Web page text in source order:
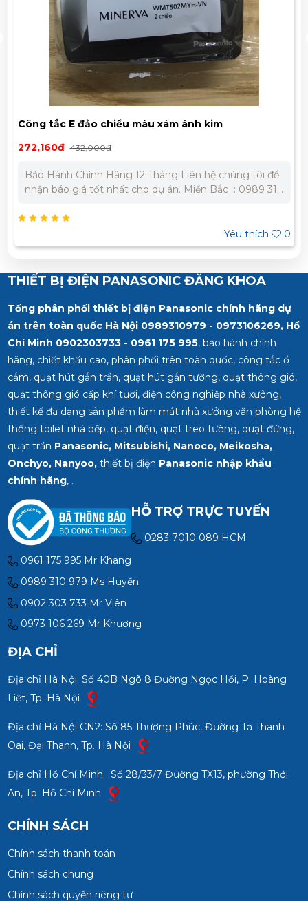
Công tắc E đảo chiều màu xám ánh kim
WMT594MYH VN
272,160đ 432,000đ
Bảo Hành Chính Hãng 12 Tháng Liên hệ chúng tôi để
nhận báo giá tốt nhất cho dự án. Miền Bắc : 0989 310
332 980
Yêu thích
0
THIẾT BỊ ĐIỆN PANASONIC ĐĂNG KHOA
Tổng phân phối thiết bị điện Panasonic chính hãng dự
án trên toàn quốc Hà Nội 0989310979 - 0973106269, Hồ
Chí Minh 0902303733 - 0961 175 995, bảo hành chính
hãng, chiết khấu cao, phân phối trên toàn quốc, công tắc ổ
cắm, quạt hút gắn trần, quạt hút gắn tường, quạt thông gió,
quạt thông gió cấp khí tươi, điện công nghiệp nhà xưởng,
thiết kế đa dạng sản phẩm làm mát nhà xưởng văn phòng hệ
thống toilet nhà bếp, quạt điện, quạt treo tường, quạt đứng,
quạt trần Panasonic, Mitsubishi, Nanoco, Meikosha,
Onchyo, Nanyoo,thiết bị điện Panasonic nhập khẩu
chính hãng, .
HỖ TRỢ TRỰC TUYẾN
0283 7010 089 HCM
0961 175 995 Mr Khang
0989 310 979 Ms Huyền
0902 303 733 Mr Viên
0973 106 269 Mr Khương
ĐỊA CHỈ
Địa chỉ Hà Nội: Số 40B Ngõ 8 Đường Ngọc Hồi, P. Hoàng
Liệt, Tp. Hà Nội
Địa chỉ Hà Nội CN2: Số 85 Thượng Phúc, Đường Tả Thanh
Oai, Đại Thanh, Tp. Hà Nội
Địa chỉ Hồ Chí Minh : Số 28/33/7 Đường TX13, phường Thới
An, Tp. Hồ Chí Minh
CHÍNH SÁCH
Chính sách thanh toán
Chính sách chung
Chính sách quyền riêng tư